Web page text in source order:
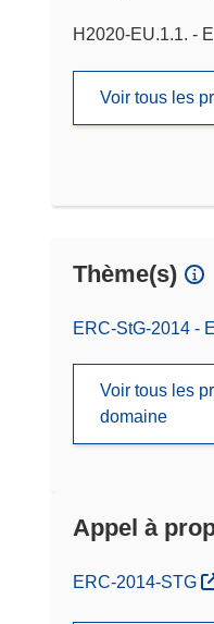
H2020-EU.1.1. -
Voir tous les
Thème(s)
ERC-StG-2014 -
Voir tous les
domaine
Appel à
(s’ouvre dans
ERC-2014-STG